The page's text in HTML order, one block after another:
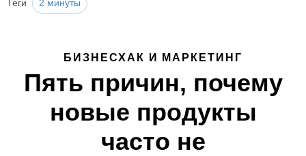
Теги 2 минуты
БИЗНЕСХАК И МАРКЕТИНГ
Пять причин, почему
новые продукты
часто не